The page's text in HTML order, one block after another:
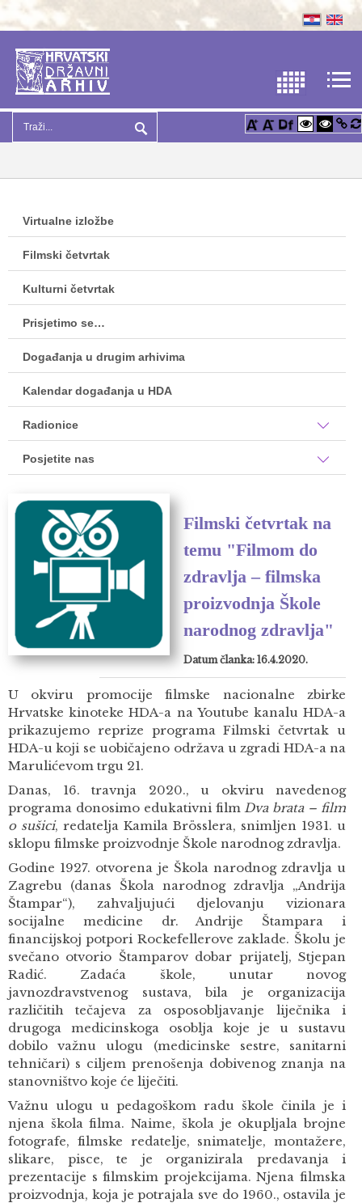
Virtualne izložbe
Filmski četvrtak
Kulturni četvrtak
Prisjetimo se…
Događanja u drugim arhivima
Kalendar događanja u HDA
Radionice
Posjetite nas
Filmski četvrtak na
temu "Filmom do
zdravlja – filmska
proizvodnja Škole
narodnog zdravlja"
Datum članka: 16.4.2020.
U okviru promocije filmske nacionalne zbirke
Hrvatske kinoteke HDA-a na Youtube kanalu HDA-a
prikazujemo reprize programa Filmski četvrtak u
HDA-u koji se uobičajeno održava u zgradi HDA-a na
Marulićevom trgu 21.
Danas, 16. travnja 2020., u okviru navedenog
programa donosimo edukativni filmDva brata – film
o sušici, redatelja Kamila Brösslera, snimljen 1931. u
sklopu filmske proizvodnje Škole narodnog zdravlja.
Godine 1927. otvorena je Škola narodnog zdravlja u
Zagrebu (danas Škola narodnog zdravlja „Andrija
Štampar“), zahvaljujući djelovanju vizionara
socijalne medicine dr. Andrije Štampara i
financijskoj potpori Rockefellerove zaklade. Školu je
svečano otvorio Štamparov dobar prijatelj, Stjepan
Radić. Zadaća škole, unutar novog
javnozdravstvenog sustava, bila je organizacija
različitih tečajeva za osposobljavanje liječnika i
drugoga medicinskoga osoblja koje je u sustavu
dobilo važnu ulogu (medicinske sestre, sanitarni
tehničari) s ciljem prenošenja dobivenog znanja na
stanovništvo koje će liječiti.
Važnu ulogu u pedagoškom radu škole činila je i
njena škola filma. Naime, škola je okupljala brojne
fotografe, filmske redatelje, snimatelje, montažere,
slikare, pisce, te je organizirala predavanja i
prezentacije s filmskim projekcijama. Njena filmska
proizvodnja, koja je potrajala sve do 1960., ostavila je